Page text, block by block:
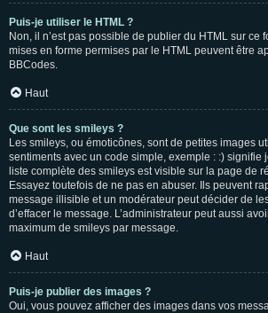
Puis-je utiliser le HTML ?
Non, il n’est pas possible de publier du HTML sur ce
mises en forme permises par le HTML peuvent être
BBCodes.
Haut
Que sont les smileys ?
Les smileys, ou émoticônes, sont de petites images
sentiments avec un code simple, exemple : :) signifie
liste complète des smileys est visible sur la page de
Essayez toutefois de ne pas en abuser. Ils peuvent
message illisible et un modérateur peut décider de
d’effacer le message. L’administrateur peut aussi
maximum de smileys par message.
Haut
Puis-je publier des images ?
Oui, vous pouvez afficher des images dans vos